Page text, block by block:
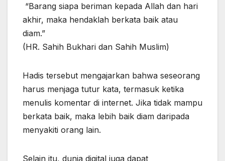
“Barang siapa beriman kepada Allah dan hari
akhir, maka hendaklah berkata baik atau
diam.”
(HR. Sahih Bukhari dan Sahih Muslim)
Hadis tersebut mengajarkan bahwa seseorang
harus menjaga tutur kata, termasuk ketika
menulis komentar di internet. Jika tidak mampu
berkata baik, maka lebih baik diam daripada
menyakiti orang lain.
Selain itu, dunia digital juga dapat